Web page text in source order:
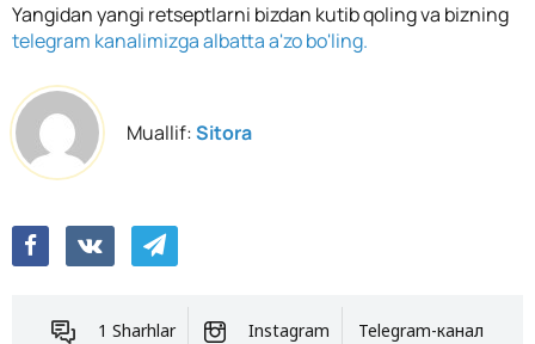
Yangidan yangi retseptlarni bizdan kutib qoling va bizning
telegram kanalimizga albatta a'zo bo'ling.
Muallif:Sitora
1 Sharhlar Instagram Telegram-канал